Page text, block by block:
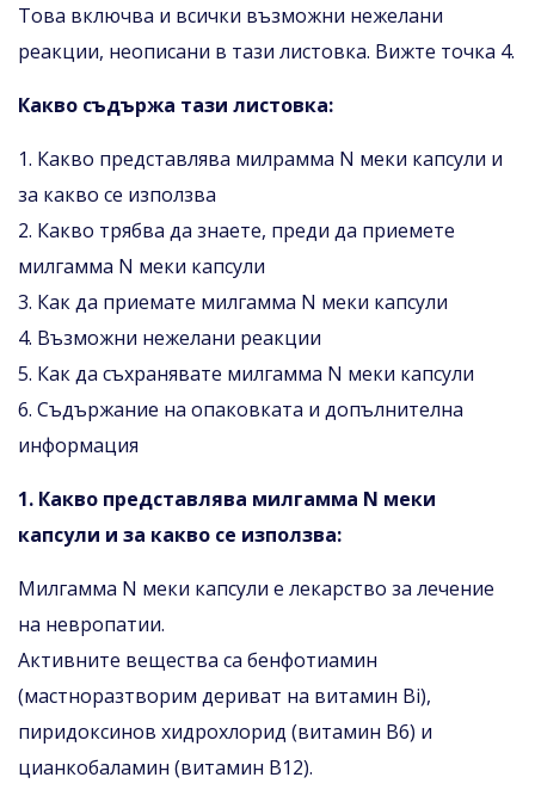
Това включва и всички възможни нежелани
реакции, неописани в тази листовка. Вижте точка 4.
Какво съдържа тази листовка:
1. Какво представлява милрамма N меки капсули и
за какво се използва
2. Какво трябва да знаете, преди да приемете
милгамма N меки капсули
3. Как да приемате милгамма N меки капсули
4. Възможни нежелани реакции
5. Как да съхранявате милгамма N меки капсули
6. Съдържание на опаковката и допълнителна
информация
1. Какво представлява милгамма N меки
капсули и за какво се използва:
Милгамма N меки капсули е лекарство за лечение
на невропатии.
Активните вещества са бенфотиамин
(мастноразтворим дериват на витамин Bi),
пиридоксинов хидрохлорид (витамин B6) и
цианкобаламин (витамин В12).